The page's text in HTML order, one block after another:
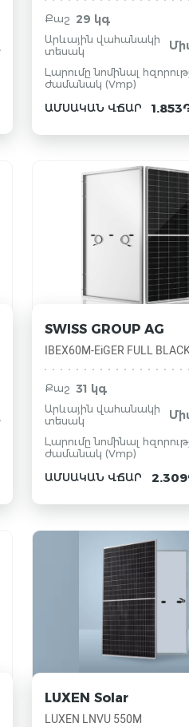
Քաշ 29 կգ
Արևային վահանակի
տեսակ
Լարումը նոմինալ
ժամանակ (Vmp)
ԱՄՍԱԿԱՆ ՎՃԱՐ
SWISS GROUP AG
IBEX60M-EiGER FULL BLACK
Քաշ 31 կգ
Արևային վահանակի
տեսակ
Լարումը նոմինալ
ժամանակ (Vmp)
ԱՄՍԱԿԱՆ ՎՃԱՐ
LUXEN Solar
LUXEN LNVU 550M